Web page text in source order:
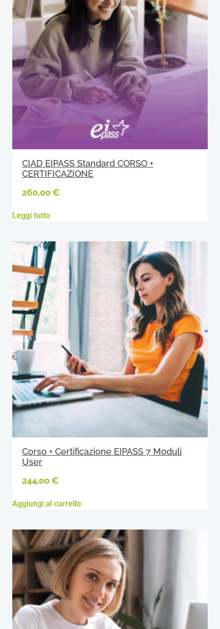
CIAD EIPASS Standard CORSO +
CERTIFICAZIONE
260,00 €
Leggi tutto
Corso + Certificazione EIPASS 7 Moduli
User
244,00 €
Aggiungi al carrello